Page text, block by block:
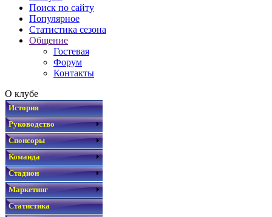
Поиск по сайту
Популярное
Статистика сезона
Общение
Гостевая
Форум
Контакты
О клубе
История
Руководство
Спонсоры
Команда
Стадион
Маркетинг
Статистика